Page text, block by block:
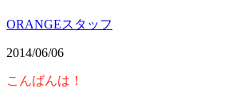
ORANGEスタッフ
2014/06/06
こんばんは！